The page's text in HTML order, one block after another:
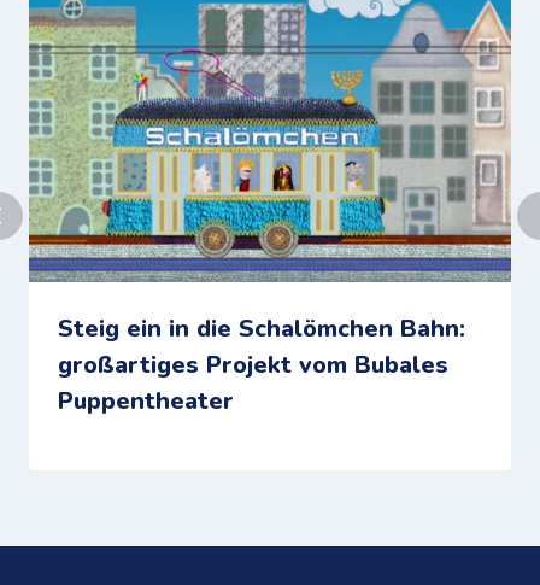
Steig ein in die Schalömchen Bahn:
großartiges Projekt vom Bubales
Puppentheater